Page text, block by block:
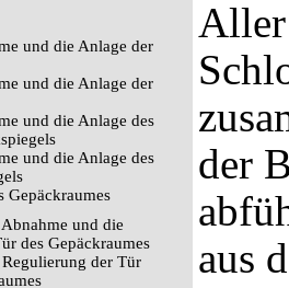
und die Anlage der
und die Anlage der
und die Anlage des
und die Anlage des
Gepäckraumes
und die
des Gepäckraumes
der Tür
Aller
der
aus